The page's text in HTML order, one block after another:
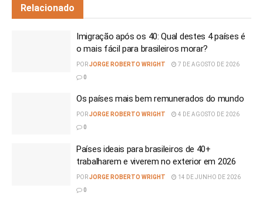
Relacionado
Imigração após os 40: Qual destes 4 países é
o mais fácil para brasileiros morar?
PORJORGE ROBERTO WRIGHT
7 DE AGOSTO DE 2026
0
Os países mais bem remunerados do mundo
PORJORGE ROBERTO WRIGHT
4 DE AGOSTO DE 2026
0
Países ideais para brasileiros de 40+
trabalharem e viverem no exterior em 2026
PORJORGE ROBERTO WRIGHT
14 DE JUNHO DE 2026
0